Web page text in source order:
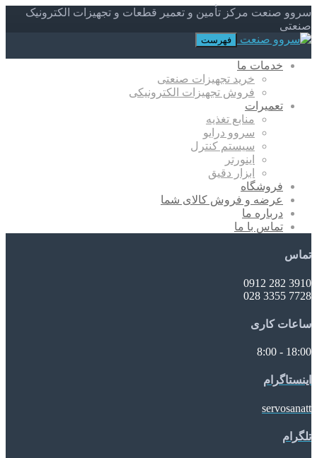
سروو صنعت مرکز تأمین و تعمیر قطعات و تجهیزات الکترونیک
صنعتی
فهرست
خدمات ما
خرید تجهیزات صنعتی
فروش تجهیزات الکترونیکی
تعمیرات
منابع تغذیه
سروو درایو
سیستم کنترل
اینورتر
ابزار دقیق
فروشگاه
عرضه و فروش کالای شما
درباره ما
تماس با ما
تماس
3910 282 0912
7728 3355 028
ساعات کاری
18:00 - 8:00
اینستاگرام
servosanatt
تلگرام